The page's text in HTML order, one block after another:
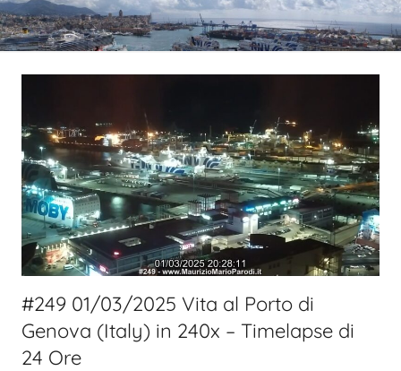
#249 01/03/2025 Vita al Porto di
Genova (Italy) in 240x – Timelapse di
24 Ore